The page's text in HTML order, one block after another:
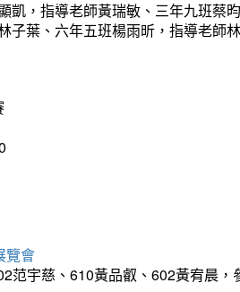
凱，指導老師黃瑞敏、三年九班蔡
子葉、六年五班楊雨昕，指導老師
覽會
范宇慈、610黃品叡、602黃宥晨